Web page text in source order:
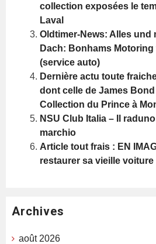
collection exposées le
Laval
Oldtimer-News: Alles und
Dach: Bonhams Motoring
(service auto)
Dernière actu toute
dont celle de James Bond
Collection du Prince à
NSU Club Italia – Il
marchio
Article tout frais : EN
restaurer sa vieille
Archives
août 2026